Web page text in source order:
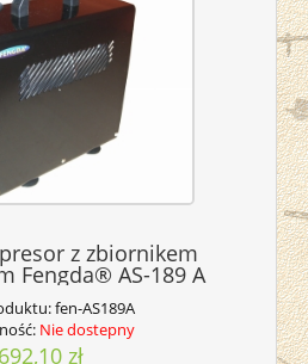
z zbiornikem
Fengda® AS-189 A
fen-AS189A
Nie dostepny
692,10 zł